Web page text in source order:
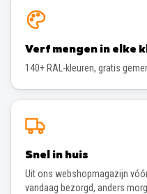
Verf mengen in elke
140+ RAL-kleuren, gratis
Snel in huis
Uit ons webshopmagazijn
vandaag bezorgd, anders